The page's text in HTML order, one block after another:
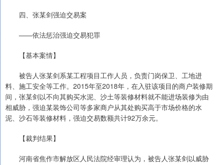
四、张某剑强迫交易案
——依法惩治强迫交易犯罪
【基本案情】
被告人张某剑系某工程项目工作人员，负责门岗保卫、工地进
料、施工安全等工作。2015年至2018年，在入驻该项目的商户装修期
间，张某剑以不向其购买水泥、沙土等装修材料就不能进场装修为由
相威胁，强迫某装饰公司等多家商户从其处购买高于市场价格的水
泥、沙石等装修材料，强迫交易数额共计92万余元。
【裁判结果】
河南省焦作市解放区人民法院经审理认为，被告人张某剑以威胁